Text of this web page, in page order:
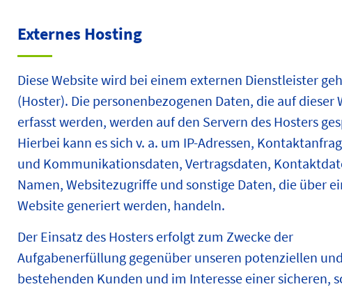
Externes Hosting
Diese Website wird bei einem externen Dienstleister
(Hoster). Die personenbezogenen Daten, die auf dieser
erfasst werden, werden auf den Servern des Hosters
Hierbei kann es sich v. a. um IP-Adressen,
und Kommunikationsdaten, Vertragsdaten,
Namen, Websitezugriffe und sonstige Daten, die über
Website generiert werden, handeln.
Der Einsatz des Hosters erfolgt zum Zwecke der
Aufgabenerfüllung gegenüber unseren potenziellen und
bestehenden Kunden und im Interesse einer sicheren,